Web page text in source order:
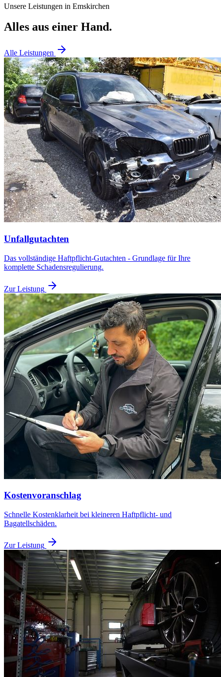
Unsere Leistungen in Emskirchen
Alles aus einer Hand.
Alle Leistungen
Unfallgutachten
Das vollständige Haftpflicht-Gutachten - Grundlage für Ihre
komplette Schadensregulierung.
Zur Leistung
Kostenvoranschlag
Schnelle Kostenklarheit bei kleineren Haftpflicht- und
Bagatellschäden.
Zur Leistung